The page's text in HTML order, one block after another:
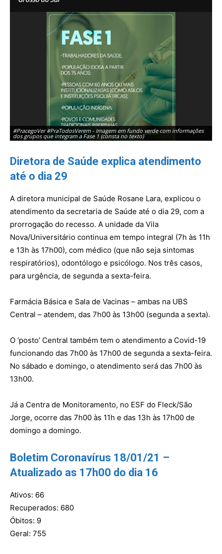
#PracegoVer #PraTodosVerem - Imagem em fundo verde com informações
dos grupos que integram a Fase 1 (consta no texto)
Diretora de Saúde explica atendimento
até o dia 29
A diretora municipal de Saúde Rosane Lara, explicou o
atendimento da secretaria de Saúde até o dia 29, com a
prorrogação do recesso. A unidade da Vila
Nova/Universitário continua em tempo integral (7h às 11h
e 13h às 17h00), com médico (que não seja sintomas
respiratórios), odontólogo e psicólogo. Nos três casos,
para urgência, de segunda a sexta-feira.
Farmácia Básica e Sala de Vacinas – ambas na UBS
Central – atendem, das 7h00 às 13h00 (segunda a sexta).
O ‘posto’ Central também tem o atendimento a Covid-19
funcionando das 7h00 às 17h00 de segunda a sexta-feira.
No sábado e domingo, o atendimento será das 7h00 às
13h00.
Já a Centra de Monitoramento, no ESF do Fleck/São
Jorge, ocorre das 7h00 às 11h e das 13h às 17h00 de
domingo a domingo.
Boletim Coronavírus 18/01/21 –
Atualizado as 17h00 do dia 16
Ativos: 66
Recuperados: 680
Óbitos: 9
Geral: 755